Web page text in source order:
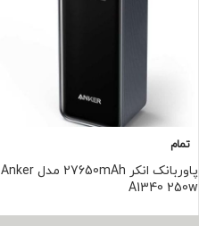
تمام
پاوربانک انکر 27650mAh مدل Anker
A1340 250w